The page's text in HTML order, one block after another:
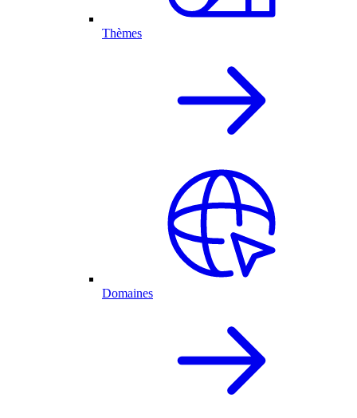
Thèmes
Domaines